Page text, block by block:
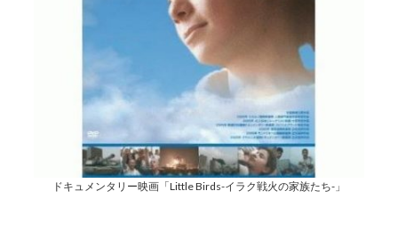
ドキュメンタリー映画「Little Birds-イラク戦火の家族たち-」